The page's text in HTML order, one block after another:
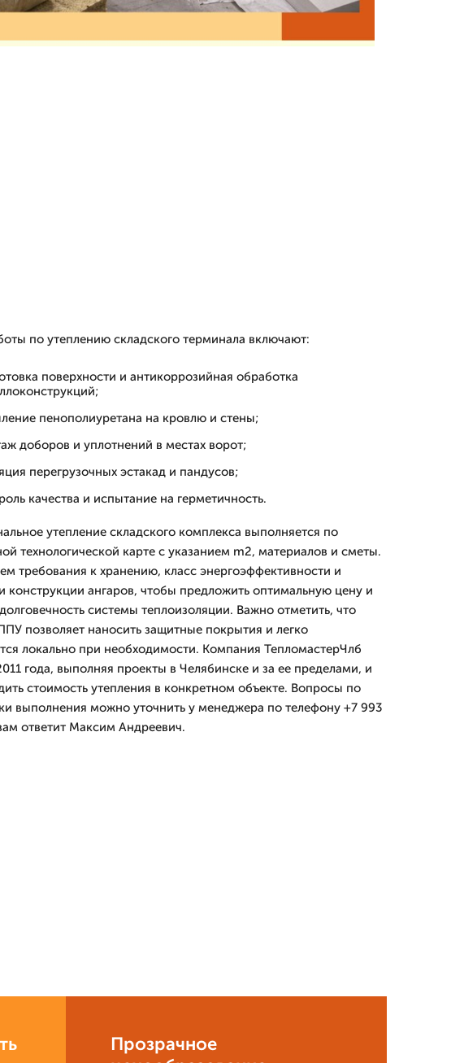
по утеплению складского терминала включают:
поверхности и антикоррозийная обработка
пенополиуретана на кровлю и стены;
доборов и уплотнений в местах ворот;
перегрузочных эстакад и пандусов;
качества и испытание на герметичность.
утепление складского комплекса выполняется по
технологической карте с указанием m2, материалов и сметы.
требования к хранению, класс энергоэффективности и
конструкции ангаров, чтобы предложить оптимальную цену и
системы теплоизоляции. Важно отметить, что
позволяет наносить защитные покрытия и легко
локально при необходимости. Компания ТепломастерЧлб
года, выполняя проекты в Челябинске и за ее пределами, и
стоимость утепления в конкретном объекте. Вопросы по
выполнения можно уточнить у менеджера по телефону +7 993
ответит Максим Андреевич.
Прозрачное